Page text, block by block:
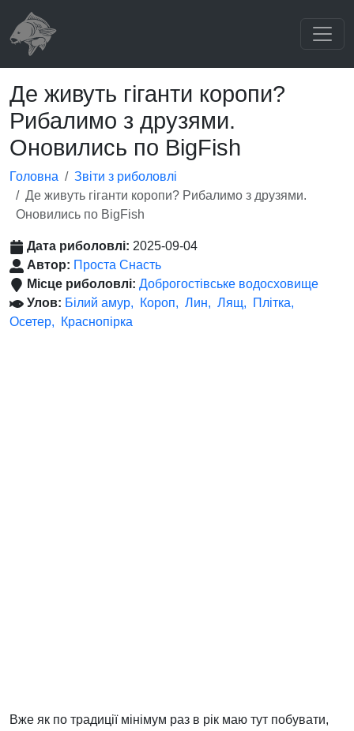
Де живуть гіганти коропи?
Рибалимо з друзями.
Оновились по BigFish
Головна
Звіти з риболовлі
Де живуть гіганти коропи? Рибалимо з друзями.
Оновились по BigFish
Дата риболовлі: 2025-09-04
Автор: Проста Снасть
Місце риболовлі: Доброгостівське водосховище
Улов: Білий амур Короп Лин Лящ
Плітка
Осетер
Краснопірка
Вже як по традиції мінімум раз в рік маю тут побувати,